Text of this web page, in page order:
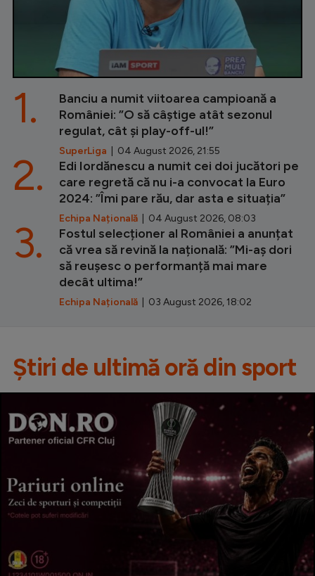
Banciu a numit viitoarea campioană a
României: ”O să câștige atât sezonul
regulat, cât și play-off-ul!”
SuperLiga | 04 August 2026, 21:55
1.
Edi Iordănescu a numit cei doi jucători pe
care regretă că nu i-a convocat la Euro
2024: ”Îmi pare rău, dar asta e situația”
Echipa Națională | 04 August 2026, 08:03
2.
Fostul selecționer al României a anunțat
că vrea să revină la națională: ”Mi-aș dori
să reușesc o performanță mai mare
decât ultima!”
Echipa Națională | 03 August 2026, 18:02
3.
Știri de ultimă oră din sport